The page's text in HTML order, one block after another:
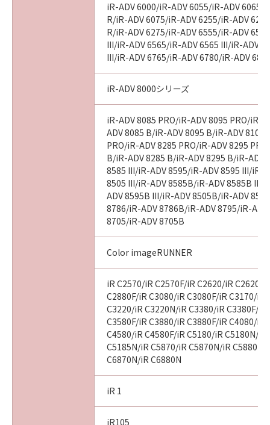
iR-ADV 6000/iR-ADV 6055/iR-ADV 6065/
R/iR-ADV 6075/iR-ADV 6255/iR-ADV
R/iR-ADV 6275/iR-ADV 6555/iR-ADV
III/iR-ADV 6565/iR-ADV 6565 III/iR-ADV
III/iR-ADV 6765/iR-ADV 6780/iR-ADV
iR-ADV 8000シリーズ
iR-ADV 8085 PRO/iR-ADV 8095 PRO/iR-
ADV 8085 B/iR-ADV 8095 B/iR-ADV 8105
PRO/iR-ADV 8285 PRO/iR-ADV 8295
B/iR-ADV 8285 B/iR-ADV 8295 B/iR-ADV
8585 III/iR-ADV 8595/iR-ADV 8595 III/iR-
8505 III/iR-ADV 8585B/iR-ADV 8585B III/
ADV 8595B III/iR-ADV 8505B/iR-ADV
8786/iR-ADV 8786B/iR-ADV 8795/iR-
8705/iR-ADV 8705B
Color imageRUNNER
iR C2570/iR C2570F/iR C2620/iR
C2880F/iR C3080/iR C3080F/iR C3170/iR
C3220/iR C3220N/iR C3380/iR C3380F/iR
C3580F/iR C3880/iR C3880F/iR C4080/iR
C4580/iR C4580F/iR C5180/iR C5180N/iR
C5185N/iR C5870/iR C5870N/iR C5880N/
C6870N/iR C6880N
iR 1
iR105